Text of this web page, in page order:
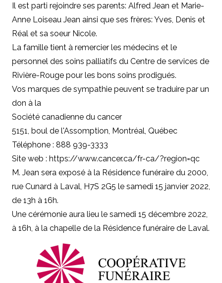
Il est parti rejoindre ses parents: Alfred Jean et Marie-
Anne Loiseau Jean ainsi que ses frères: Yves, Denis et
Réal et sa soeur Nicole.
La famille tient à remercier les médecins et le
personnel des soins palliatifs du Centre de services de
Rivière-Rouge pour les bons soins prodigués.
Vos marques de sympathie peuvent se traduire par un
don à la
Société canadienne du cancer
5151, boul de l'Assomption, Montréal, Québec
Téléphone : 888 939-3333
Site web : https://www.cancer.ca/fr-ca/?region=qc
M. Jean sera exposé à la Résidence funéraire du 2000,
rue Cunard à Laval, H7S 2G5 le samedi 15 janvier 2022,
de 13h à 16h.
Une cérémonie aura lieu le samedi 15 décembre 2022,
à 16h, à la chapelle de la Résidence funéraire de Laval.